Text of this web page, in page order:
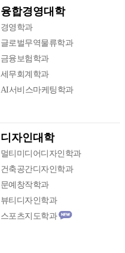
융합경영대학
경영학과
글로벌무역물류학과
금융보험학과
세무회계학과
AI서비스마케팅학과
디자인대학
멀티미디어디자인학과
건축공간디자인학과
문예창작학과
뷰티디자인학과
스포츠지도학과